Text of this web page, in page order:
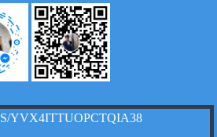
YVX4ITTUOPCTQIA38